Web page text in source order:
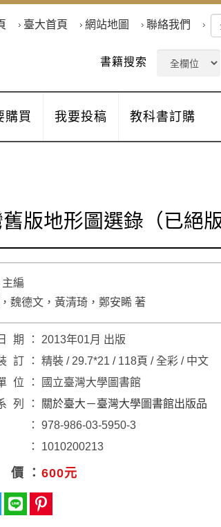
書籍搜索
臺大首頁 網站地圖 聯絡我們
購買 我要投稿 教科書訂購
版地形圖選錄（已絕版
編
魏德文，黃清琦，鄭安睎 著
期
2013年01月 出版
訂
精裝 / 29.7*21 / 118頁 / 全彩 / 中文
位
國立臺灣大學圖書館
列
關於臺大－臺灣大學圖書館出版品
978-986-03-5950-3
1010200213
600元